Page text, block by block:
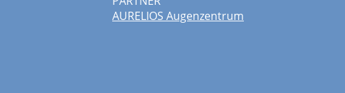
AURELIOS Augenzentrum